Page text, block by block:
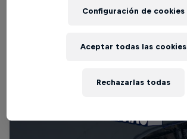
Configuración de cookies
Rechazarlas todas
Aceptar todas las cookies